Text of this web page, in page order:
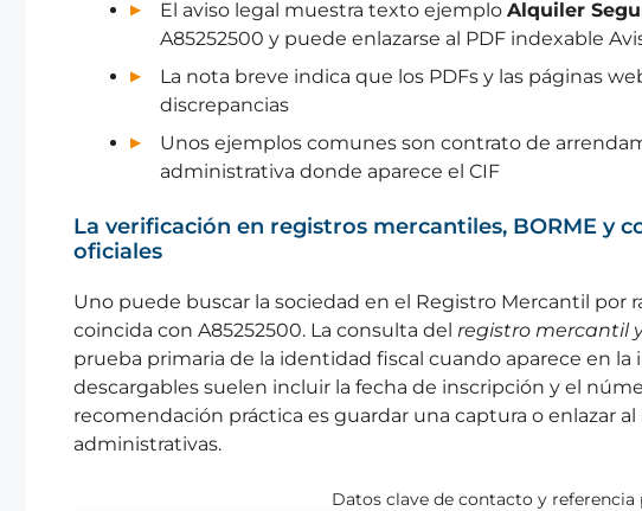
El aviso legal muestra texto ejemplo Alquiler
A85252500 y puede enlazarse al PDF indexable
La nota breve indica que los PDFs y las páginas
discrepancias
Unos ejemplos comunes son contrato de
administrativa donde aparece el CIF
La verificación en registros mercantiles, BORME y
oficiales
Uno puede buscar la sociedad en el Registro Mercantil por
coincida con A85252500. La consulta del registro mercantil
prueba primaria de la identidad fiscal cuando aparece en
descargables suelen incluir la fecha de inscripción y el
recomendación práctica es guardar una captura o enlazar
administrativas.
Datos clave de contacto y referencia